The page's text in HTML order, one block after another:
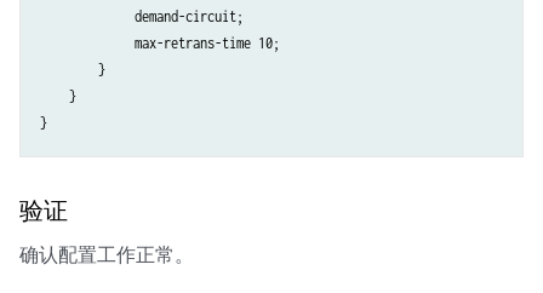
             demand-circuit;
             max-retrans-time 10;
        }
    }
验证
确认配置工作正常。